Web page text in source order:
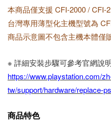
本商品僅支援 CFI-2000 / CFI-
台灣專用薄型化主機型號為
商品示意圖不包含主機本體僅
※ 詳細安裝步驟可參考官網說
https://www.playstation.com/
tw/support/hardware/replace-
商品特色